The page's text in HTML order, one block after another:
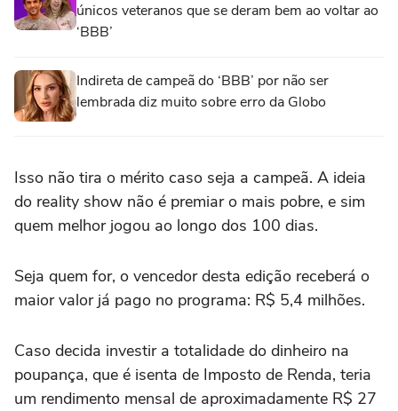
únicos veteranos que se deram bem ao voltar ao
‘BBB’
Indireta de campeã do ‘BBB’ por não ser
lembrada diz muito sobre erro da Globo
Isso não tira o mérito caso seja a campeã. A ideia
do reality show não é premiar o mais pobre, e sim
quem melhor jogou ao longo dos 100 dias.
Seja quem for, o vencedor desta edição receberá o
maior valor já pago no programa: R$ 5,4 milhões.
Caso decida investir a totalidade do dinheiro na
poupança, que é isenta de Imposto de Renda, teria
um rendimento mensal de aproximadamente R$ 27